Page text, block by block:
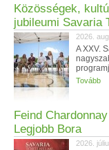
Közösségek,
jubileumi Savaria
2026.
A XXV.
Tovább
Feind
Legjobb Bora
2026.